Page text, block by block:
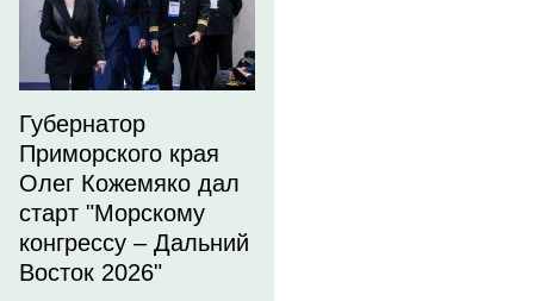
Губернатор
Приморского края
Олег Кожемяко дал
старт "Морскому
конгрессу – Дальний
Восток 2026"